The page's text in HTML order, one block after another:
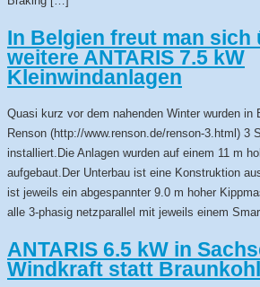
In Belgien freut man sich
weitere ANTARIS 7.5 kW
Kleinwindanlagen
Quasi kurz vor dem nahenden Winter wurden in
Renson (http://www.renson.de/renson-3.html) 3
installiert.Die Anlagen wurden auf einem 11 m
aufgebaut.Der Unterbau ist eine Konstruktion
ist jeweils ein abgespannter 9.0 m hoher
alle 3-phasig netzparallel mit jeweils einem
ANTARIS 6.5 kW in
Windkraft statt